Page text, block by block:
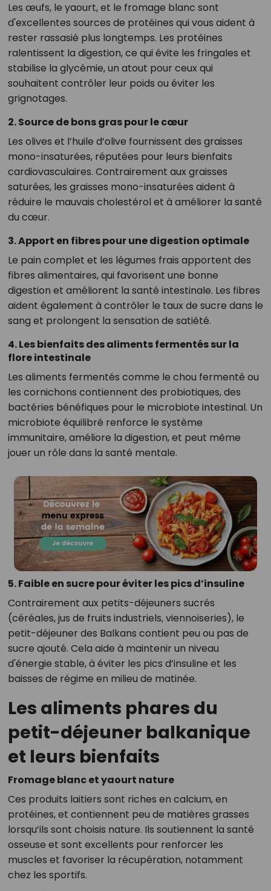
Les œufs, le yaourt, et le fromage blanc sont
d'excellentes sources de protéines qui vous aident à
rester rassasié plus longtemps. Les protéines
ralentissent la digestion, ce qui évite les fringales et
stabilise la glycémie, un atout pour ceux qui
souhaitent contrôler leur poids ou éviter les
grignotages.
2. Source de bons gras pour le cœur
Les olives et l’huile d’olive fournissent des graisses
mono-insaturées, réputées pour leurs bienfaits
cardiovasculaires. Contrairement aux graisses
saturées, les graisses mono-insaturées aident à
réduire le mauvais cholestérol et à améliorer la santé
du cœur.
3. Apport en fibres pour une digestion optimale
Le pain complet et les légumes frais apportent des
fibres alimentaires, qui favorisent une bonne
digestion et améliorent la santé intestinale. Les fibres
aident également à contrôler le taux de sucre dans le
sang et prolongent la sensation de satiété.
4. Les bienfaits des aliments fermentés sur la
flore intestinale
Les aliments fermentés comme le chou fermenté ou
les cornichons contiennent des probiotiques, des
bactéries bénéfiques pour le microbiote intestinal. Un
microbiote équilibré renforce le système
immunitaire, améliore la digestion, et peut même
jouer un rôle dans la santé mentale.
5. Faible en sucre pour éviter les pics d’insuline
Contrairement aux petits-déjeuners sucrés
(céréales, jus de fruits industriels, viennoiseries), le
petit-déjeuner des Balkans contient peu ou pas de
sucre ajouté. Cela aide à maintenir un niveau
d'énergie stable, à éviter les pics d’insuline et les
baisses de régime en milieu de matinée.
Les aliments phares du
petit-déjeuner balkanique
et leurs bienfaits
Fromage blanc et yaourt nature
Ces produits laitiers sont riches en calcium, en
protéines, et contiennent peu de matières grasses
lorsqu’ils sont choisis nature. Ils soutiennent la santé
osseuse et sont excellents pour renforcer les
muscles et favoriser la récupération, notamment
chez les sportifs.